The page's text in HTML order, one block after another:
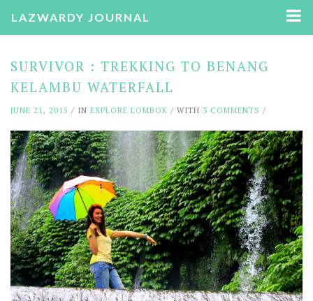
LAZWARDY JOURNAL
SURVIVOR : TREKKING TO BENANG
KELAMBU WATERFALL
JUNE 21, 2015 / IN EXPLORE LOMBOK / WITH 3 COMMENTS /